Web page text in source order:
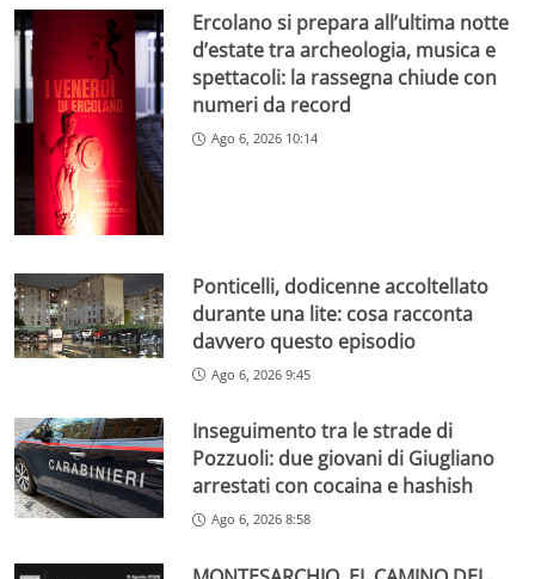
Ercolano si prepara all’ultima notte
d’estate tra archeologia, musica e
spettacoli: la rassegna chiude con
numeri da record
Ago 6, 2026 10:14
Ponticelli, dodicenne accoltellato
durante una lite: cosa racconta
davvero questo episodio
Ago 6, 2026 9:45
Inseguimento tra le strade di
Pozzuoli: due giovani di Giugliano
arrestati con cocaina e hashish
Ago 6, 2026 8:58